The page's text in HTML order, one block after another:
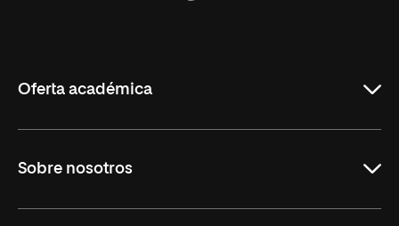
Oferta académica
Licenciaturas en línea
Másteres Europeos
Sobre nosotros